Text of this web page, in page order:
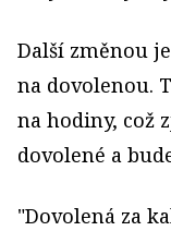
Další změnou
na dovolenou.
na hodiny, což
dovolené a
"Dovolená za